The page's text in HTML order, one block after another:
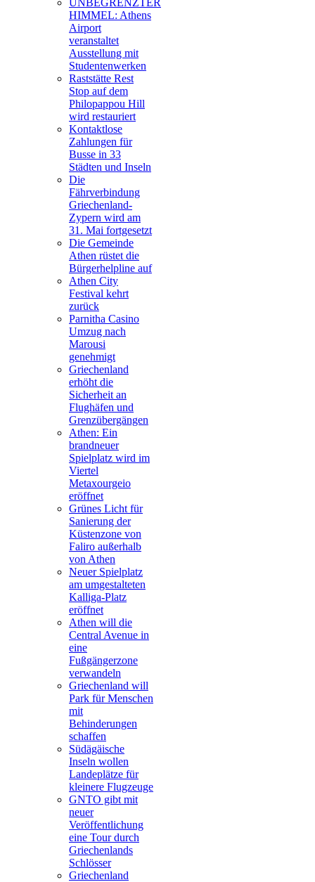
UNBEGRENZTER
HIMMEL: Athens
Airport
veranstaltet
Ausstellung mit
Studentenwerken
Raststätte Rest
Stop auf dem
Philopappou Hill
wird restauriert
Kontaktlose
Zahlungen für
Busse in 33
Städten und Inseln
Die
Fährverbindung
Griechenland-
Zypern wird am
31. Mai fortgesetzt
Die Gemeinde
Athen rüstet die
Bürgerhelpline auf
Athen City
Festival kehrt
zurück
Parnitha Casino
Umzug nach
Marousi
genehmigt
Griechenland
erhöht die
Sicherheit an
Flughäfen und
Grenzübergängen
Athen: Ein
brandneuer
Spielplatz wird im
Viertel
Metaxourgeio
eröffnet
Grünes Licht für
Sanierung der
Küstenzone von
Faliro außerhalb
von Athen
Neuer Spielplatz
am umgestalteten
Kalliga-Platz
eröffnet
Athen will die
Central Avenue in
eine
Fußgängerzone
verwandeln
Griechenland will
Park für Menschen
mit
Behinderungen
schaffen
Südägäische
Inseln wollen
Landeplätze für
kleinere Flugzeuge
GNTO gibt mit
neuer
Veröffentlichung
eine Tour durch
Griechenlands
Schlösser
Griechenland